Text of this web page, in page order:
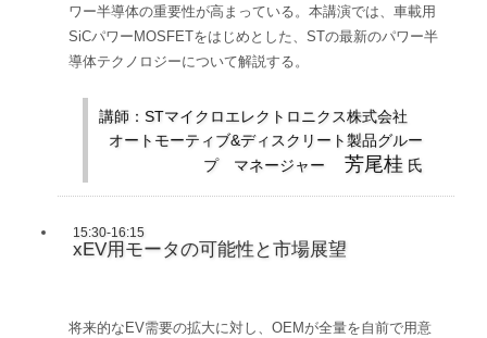
ワー半導体の重要性が高まっている。本講演では、車載用
SiCパワーMOSFETをはじめとした、STの最新のパワー半
導体テクノロジーについて解説する。
講師：STマイクロエレクトロニクス株式会社
オートモーティブ&ディスクリート製品グルー
プ マネージャー
芳尾桂 氏
15:30-16:15
xEV用モータの可能性と市場展望
将来的なEV需要の拡大に対し、OEMが全量を自前で用意